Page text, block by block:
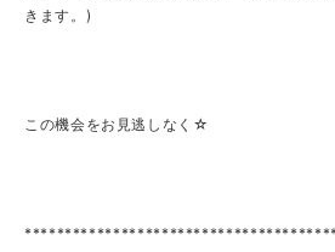
きます。)
この機会をお見逃しなく☆